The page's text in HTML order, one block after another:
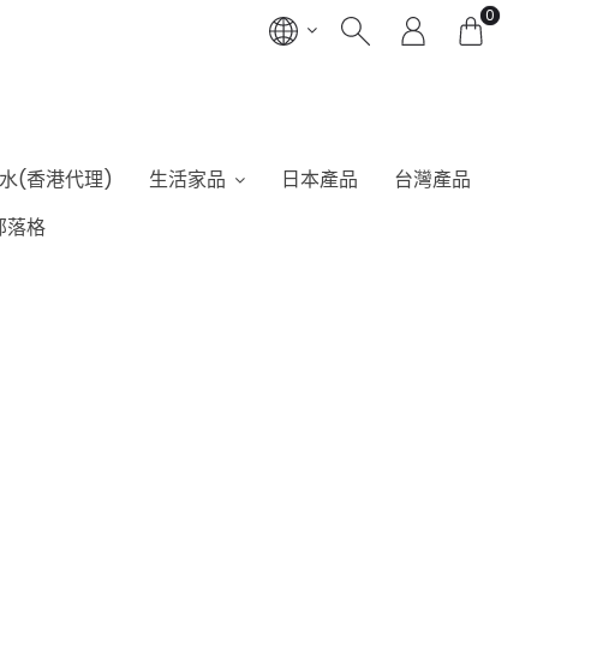
0
(香港代理) 生活家品 日本產品
台灣產品
落格